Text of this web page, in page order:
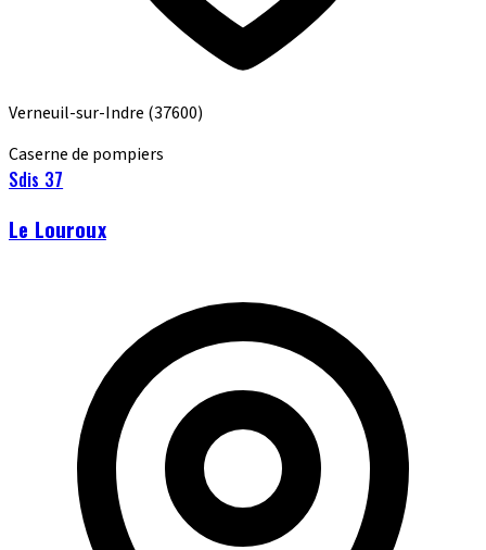
Verneuil-sur-Indre (37600)
Caserne de pompiers
Sdis 37
Le Louroux